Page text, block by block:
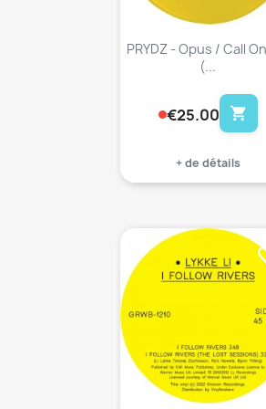
PRYDZ - Opus / Call
(...
€25.00 shopping_cart
+ de détails